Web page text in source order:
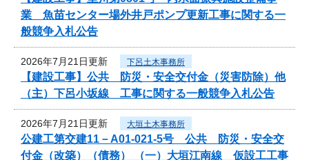
業 魚苗センター場外井戸ポンプ更新工事に関する一
般競争入札公告
2026年7月21日更新 下呂土木事務所
【建設工事】公共 防災・安全交付金（災害防除）他
（主）下呂小坂線 工事に関する一般競争入札公告
2026年7月21日更新 大垣土木事務所
公建工第交建11－A01-021-5号 公共 防災・安全交
付金（改築）（債務） （一）大垣江南線 仮設工工事